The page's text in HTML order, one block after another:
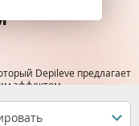
Depileve предлагает
эффектом.